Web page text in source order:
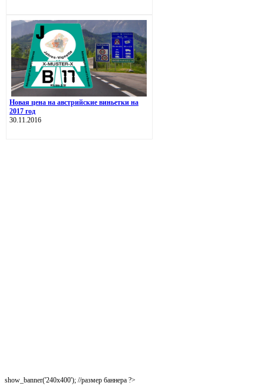
Новая цена на австрийские виньетки на
2017 год
30.11.2016
show_banner('240x400'); //размер баннера ?>